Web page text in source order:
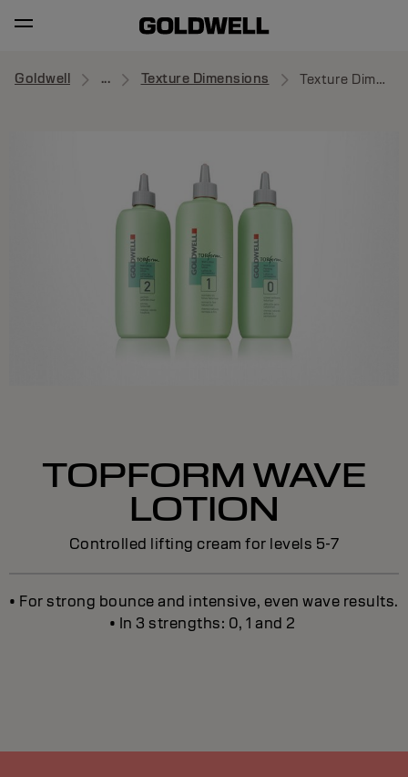
Goldwell ... Texture Dimensions Texture Dimensions
TOPFORM WAVE
LOTION
Controlled lifting cream for levels 5-7
• For strong bounce and intensive, even wave results.
• In 3 strengths: 0, 1 and 2